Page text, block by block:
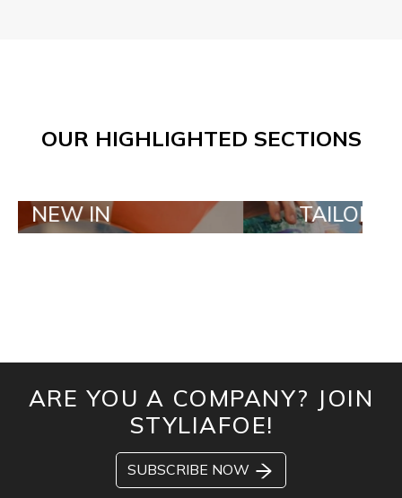
OUR HIGHLIGHTED SECTIONS
TAILOR MADE
ARE YOU A COMPANY? JOIN
STYLIAFOE!
SUBSCRIBE NOW